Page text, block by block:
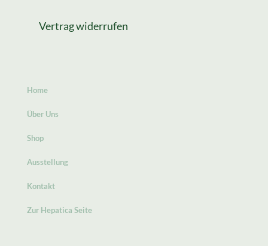
Vertrag widerrufen
Home
Über Uns
Shop
Ausstellung
Kontakt
Zur Hepatica Seite